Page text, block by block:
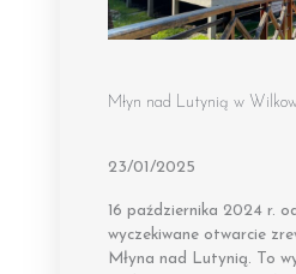
Młyn nad Lutynią w
23/01/2025
16 października 2024 r.
wyczekiwane otwarcie
Młyna nad Lutynią. To